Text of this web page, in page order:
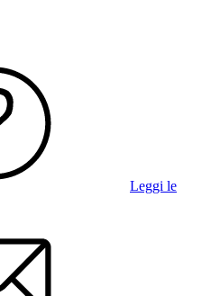
Leggi le